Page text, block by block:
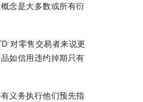
念是大多数或所有衍
对零售交易者来说更
如信用违约掉期只有
义务执行他们预先指